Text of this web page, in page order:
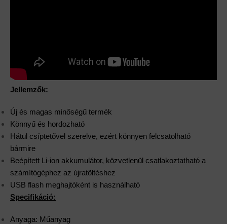
Jellemzők:
Új és magas minőségű termék
Könnyű és hordozható
Hátul csíptetővel szerelve, ezért könnyen felcsatolható
bármire
Beépített Li-ion akkumulátor, közvetlenül csatlakoztatható a
számítógéphez az újratöltéshez
USB flash meghajtóként is használható
Specifikáció:
Anyaga: Műanyag